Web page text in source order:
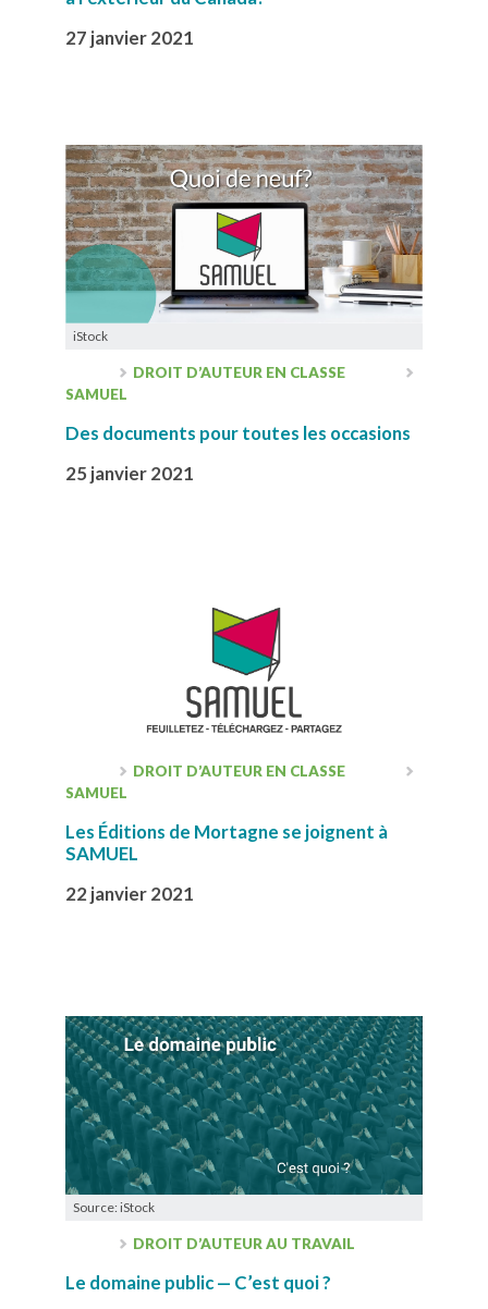
27 janvier 2021
iStock
DROIT D’AUTEUR EN CLASSE
SAMUEL
Des documents pour toutes les occasions
25 janvier 2021
DROIT D’AUTEUR EN CLASSE
SAMUEL
Les Éditions de Mortagne se joignent à
SAMUEL
22 janvier 2021
Source: iStock
DROIT D’AUTEUR AU TRAVAIL
Le domaine public — C’est quoi ?